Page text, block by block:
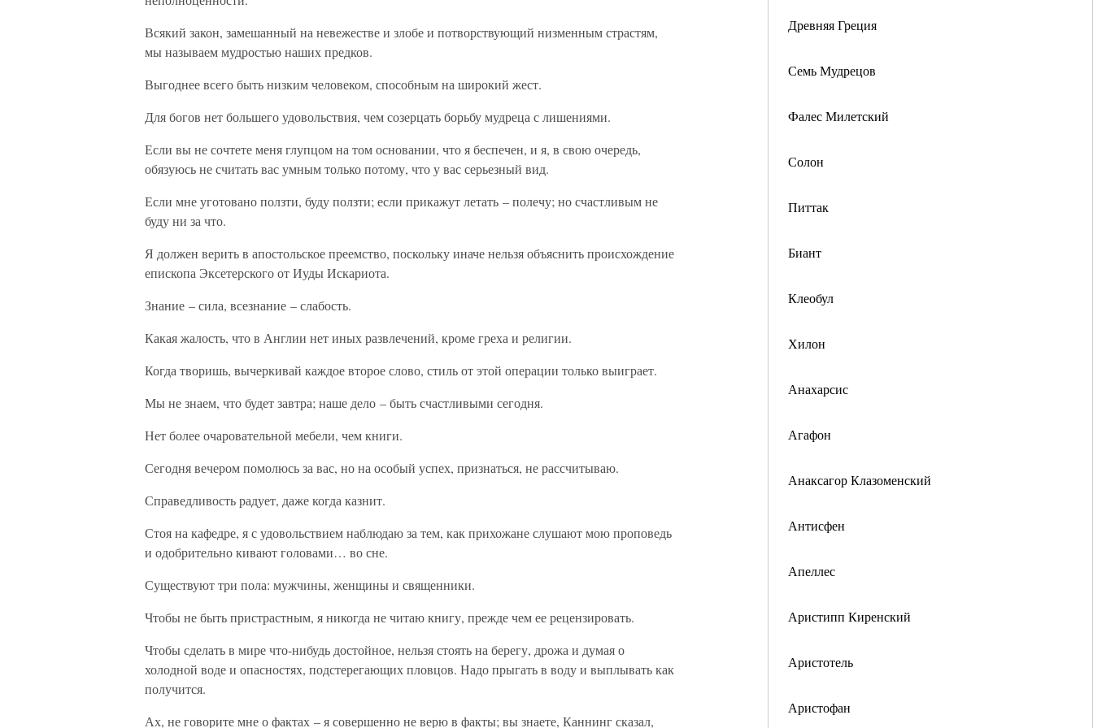
Древняя Греция
Семь Мудрецов
Фалес Милетский
Солон
Питтак
Биант
Клеобул
Хилон
Анахарсис
Агафон
Анаксагор Клазоменский
Антисфен
Апеллес
Аристипп Киренский
Аристотель
Аристофан
Всякий закон, замешанный на невежестве и злобе и потворствующий низменным страстям,
мы называем мудростью наших предков.
Выгоднее всего быть низким человеком, способным на широкий жест.
Для богов нет большего удовольствия, чем созерцать борьбу мудреца с лишениями.
Если вы не сочтете меня глупцом на том основании, что я беспечен, и я, в свою очередь,
обязуюсь не считать вас умным только потому, что у вас серьезный вид.
Если мне уготовано ползти, буду ползти; если прикажут летать – полечу; но счастливым не
буду ни за что.
Я должен верить в апостольское преемство, поскольку иначе нельзя объяснить происхождение
епископа Эксетерского от Иуды Искариота.
Знание – сила, всезнание – слабость.
Какая жалость, что в Англии нет иных развлечений, кроме греха и религии.
Когда творишь, вычеркивай каждое второе слово, стиль от этой операции только выиграет.
Мы не знаем, что будет завтра; наше дело – быть счастливыми сегодня.
Нет более очаровательной мебели, чем книги.
Сегодня вечером помолюсь за вас, но на особый успех, признаться, не рассчитываю.
Справедливость радует, даже когда казнит.
Стоя на кафедре, я с удовольствием наблюдаю за тем, как прихожане слушают мою проповедь
и одобрительно кивают головами… во сне.
Существуют три пола: мужчины, женщины и священники.
Чтобы не быть пристрастным, я никогда не читаю книгу, прежде чем ее рецензировать.
Чтобы сделать в мире что-нибудь достойное, нельзя стоять на берегу, дрожа и думая о
холодной воде и опасностях, подстерегающих пловцов. Надо прыгать в воду и выплывать как
получится.
Ах, не говорите мне о фактах – я совершенно не верю в факты; вы знаете, Каннинг сказал,